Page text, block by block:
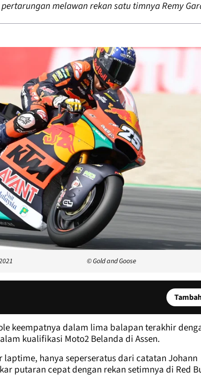
melawan rekan satu timnya Remy
© Gold and Goose
keempatnya dalam lima balapan terakhir
kualifikasi Moto2 Belanda di Assen.
hanya seperseratus dari catatan Johann
putaran cepat dengan rekan setimnya di Red